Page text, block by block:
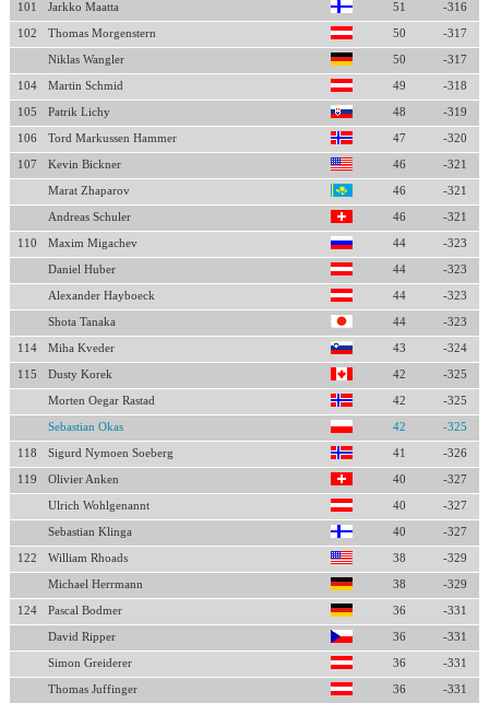
101 Jarkko Maatta 51 -316
102 Thomas Morgenstern 50 -317
Niklas Wangler 50 -317
104 Martin Schmid 49 -318
105 Patrik Lichy 48 -319
106 Tord Markussen Hammer 47 -320
107 Kevin Bickner 46 -321
Marat Zhaparov 46 -321
Andreas Schuler 46 -321
110 Maxim Migachev 44 -323
Daniel Huber 44 -323
Alexander Hayboeck 44 -323
Shota Tanaka 44 -323
114 Miha Kveder 43 -324
115 Dusty Korek 42 -325
Morten Oegar Rastad 42 -325
Sebastian Okas 42 -325
118 Sigurd Nymoen Soeberg 41 -326
119 Olivier Anken 40 -327
Ulrich Wohlgenannt 40 -327
Sebastian Klinga 40 -327
122 William Rhoads 38 -329
Michael Herrmann 38 -329
124 Pascal Bodmer 36 -331
David Ripper 36 -331
Simon Greiderer 36 -331
Thomas Juffinger 36 -331